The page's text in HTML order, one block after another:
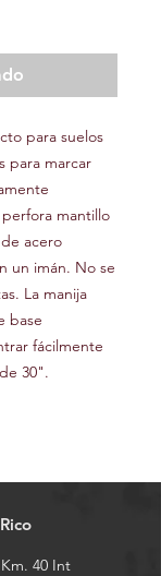
para suelos
para marcar
mantillo
acero
un imán. No se
La manija
base
fácilmente
30".
40 Int